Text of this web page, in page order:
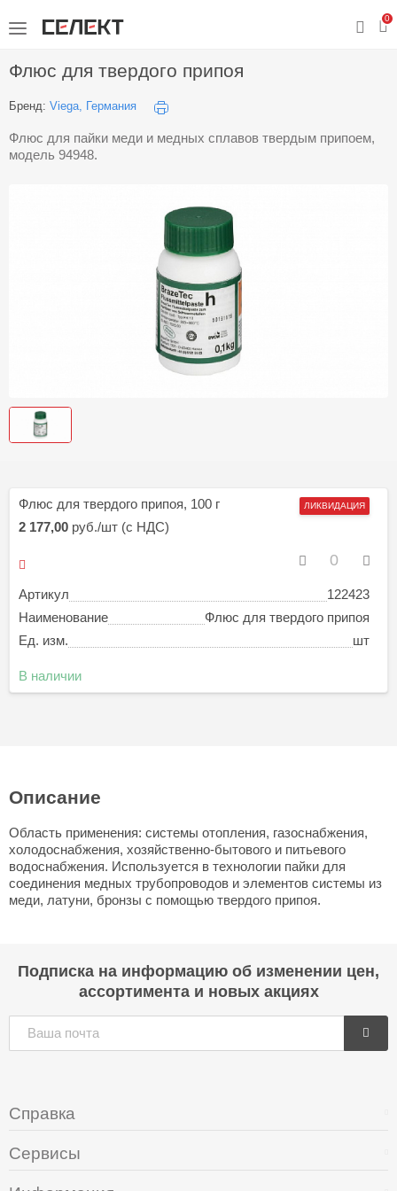
0
Флюс для твердого припоя
Бренд: Viega, Германия
Флюс для пайки меди и медных сплавов твердым припоем,
модель 94948.
Флюс для твердого припоя, 100 г
Артикул
122423
Наименование
Флюс для твердого припоя
Ед. изм.
шт
2 177,00 руб./шт (с НДС)
В наличии
ЛИКВИДАЦИЯ
Описание
Область применения: системы отопления, газоснабжения,
холодоснабжения, хозяйственно-бытового и питьевого
водоснабжения. Используется в технологии пайки для
соединения медных трубопроводов и элементов системы из
меди, латуни, бронзы с помощью твердого припоя.
Подписка на информацию об изменении цен,
ассортимента и новых акциях
Справка
Сервисы